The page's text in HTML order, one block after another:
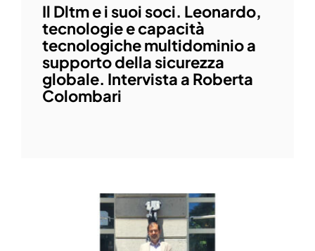
Il Dltm e i suoi soci. Leonardo,
tecnologie e capacità
tecnologiche multidominio a
supporto della sicurezza
globale. Intervista a Roberta
Colombari